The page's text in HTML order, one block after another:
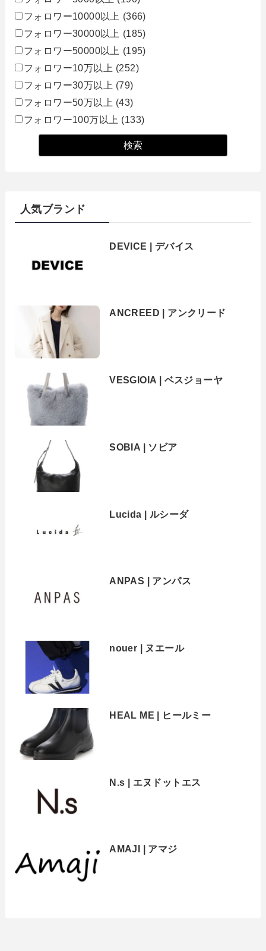
フォロワー10000以上 (366)
フォロワー30000以上 (185)
フォロワー50000以上 (195)
フォロワー10万以上 (252)
フォロワー30万以上 (79)
フォロワー50万以上 (43)
フォロワー100万以上 (133)
人気ブランド
DEVICE | デバイス
ANCREED | アンクリード
VESGIOIA | ベスジョーヤ
SOBIA | ソビア
Lucida | ルシーダ
ANPAS | アンパス
nouer | ヌエール
HEAL ME | ヒールミー
N.s | エヌドットエス
AMAJI | アマジ